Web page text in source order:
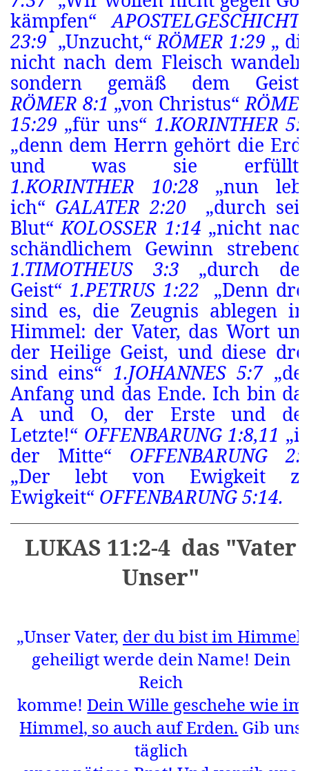
kämpfen“
23:9 „Unzucht,“RÖMER 1:29 „
nicht nach dem Fleisch
sondern gemäß dem
RÖMER 8:1 „von Christus“
15:29 „für uns“ 1.KORINTHER
„denn dem Herrn gehört die
und was sie
1.KORINTHER 10:28„nun
ich“ GALATER 2:20
„durch
Blut“KOLOSSER 1:14 „nicht
schändlichem Gewinn
1.TIMOTHEUS 3:3 „durch
Geist“ 1.PETRUS 1:22
„Denn
sind es, die Zeugnis ablegen
Himmel: der Vater, das Wort
der Heilige Geist, und diese
sind eins“ 1.JOHANNES 5:7
Anfang und das Ende. Ich bin
A und O, der Erste und
Letzte!“ OFFENBARUNG 1:8,11
der Mitte“ OFFENBARUNG
„Der lebt von Ewigkeit
Ewigkeit“ OFFENBARUNG 5:14.
LUKAS 11:2-4 das "Vater
Unser"
„Unser Vater, der du bist im Himmel
geheiligt werde dein Name! Dein
Reich
komme!Dein Wille geschehe wie im
Himmel, so auch auf Erden. Gib uns
täglich